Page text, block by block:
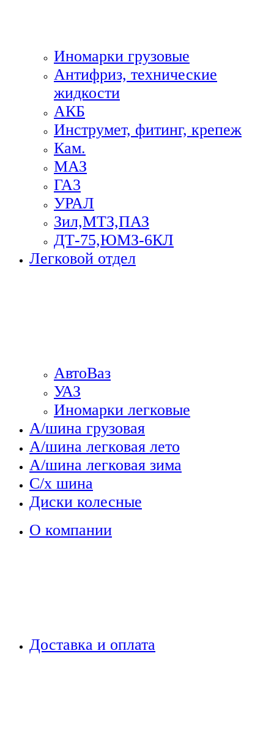
Иномарки грузовые
Антифриз, технические
жидкости
АКБ
Инструмет, фитинг, крепеж
Кам.
МАЗ
ГА3
УРАЛ
Зил,МТЗ,ПАЗ
ДТ-75,ЮМЗ-6КЛ
Легковой отдел
АвтоВаз
УАЗ
Иномарки легковые
А/шина грузовая
А/шина легковая лето
А/шина легковая зима
С/х шина
Диски колесные
О компании
Доставка и оплата